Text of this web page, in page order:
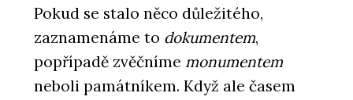
Pokud se stalo něco důležitého,
zaznamenáme to dokumentem,
popřípadě zvěčníme monumentem
neboli památníkem. Když ale časem